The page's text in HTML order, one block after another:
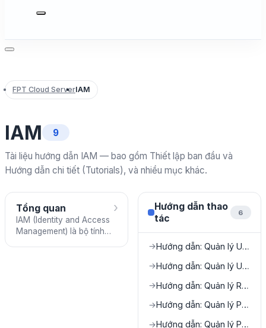
FPT Cloud ServerIAM
IAM 9
Tài liệu hướng dẫn IAM — bao gồm Thiết lập ban đầu và
Hướng dẫn chi tiết (Tutorials), và nhiều mục khác.
Tổng quan
IAM (Identity and Access
Management) là bộ tính
›
Hướng dẫn thao
tác
6
→ Hướng dẫn: Quản lý Users
→ Hướng dẫn: Quản lý User Groups
→ Hướng dẫn: Quản lý Roles
→ Hướng dẫn: Quản lý Policies
→ Hướng dẫn: Quản lý Permission Templates